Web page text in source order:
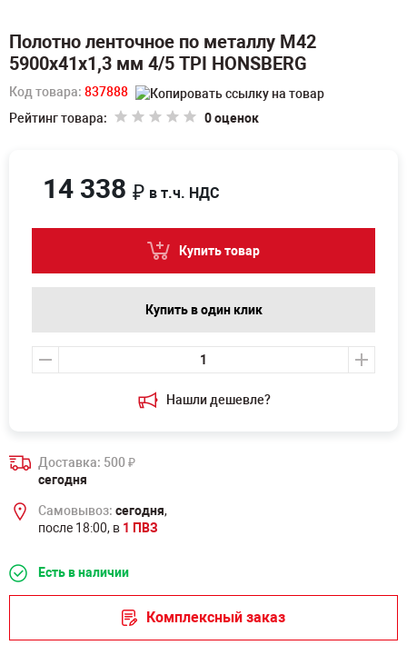
Полотно ленточное по металлу M42
5900х41х1,3 мм 4/5 TPI HONSBERG
Код товара: 837888
Рейтинг товара:
0 оценок
Нашли дешевле?
14 338 ₽ в т.ч. НДС
Купить товар
Купить в один клик
Доставка: 500₽
сегодня
Самовывоз: сегодня,
после 18:00, в 1 ПВЗ
Есть в наличии
Комплексный заказ